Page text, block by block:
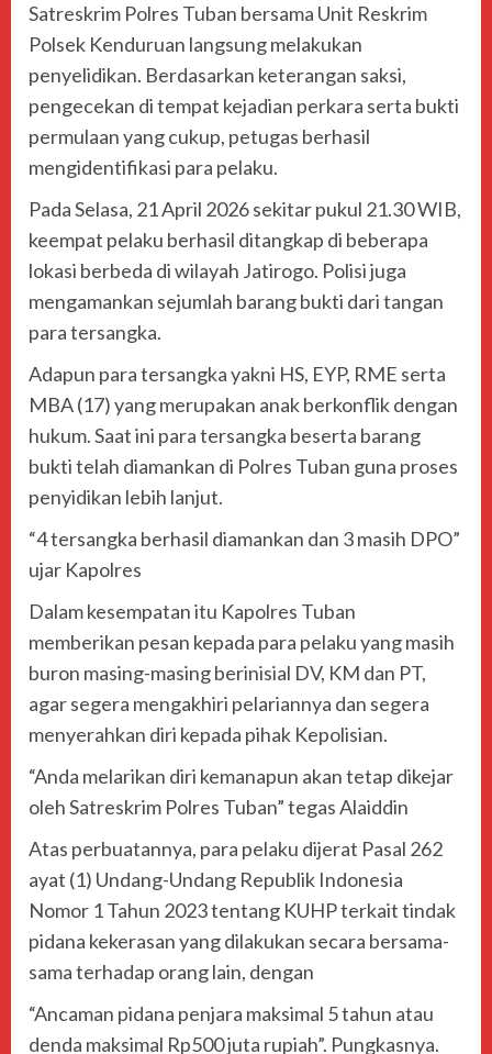
Satreskrim Polres Tuban bersama Unit Reskrim
Polsek Kenduruan langsung melakukan
penyelidikan. Berdasarkan keterangan saksi,
pengecekan di tempat kejadian perkara serta bukti
permulaan yang cukup, petugas berhasil
mengidentifikasi para pelaku.
Pada Selasa, 21 April 2026 sekitar pukul 21.30 WIB,
keempat pelaku berhasil ditangkap di beberapa
lokasi berbeda di wilayah Jatirogo. Polisi juga
mengamankan sejumlah barang bukti dari tangan
para tersangka.
Adapun para tersangka yakni HS, EYP, RME serta
MBA (17) yang merupakan anak berkonflik dengan
hukum. Saat ini para tersangka beserta barang
bukti telah diamankan di Polres Tuban guna proses
penyidikan lebih lanjut.
“4 tersangka berhasil diamankan dan 3 masih DPO”
ujar Kapolres
Dalam kesempatan itu Kapolres Tuban
memberikan pesan kepada para pelaku yang masih
buron masing-masing berinisial DV, KM dan PT,
agar segera mengakhiri pelariannya dan segera
menyerahkan diri kepada pihak Kepolisian.
“Anda melarikan diri kemanapun akan tetap dikejar
oleh Satreskrim Polres Tuban” tegas Alaiddin
Atas perbuatannya, para pelaku dijerat Pasal 262
ayat (1) Undang-Undang Republik Indonesia
Nomor 1 Tahun 2023 tentang KUHP terkait tindak
pidana kekerasan yang dilakukan secara bersama-
sama terhadap orang lain, dengan
“Ancaman pidana penjara maksimal 5 tahun atau
denda maksimal Rp500 juta rupiah”. Pungkasnya.